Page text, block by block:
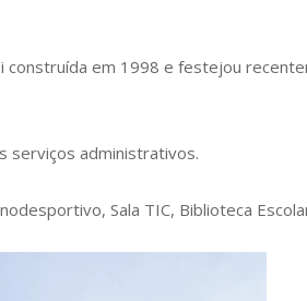
construída em 1998 e festejou
serviços administrativos.
Sala TIC, Biblioteca